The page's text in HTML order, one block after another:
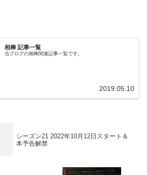
相棒 記事一覧
当ブログの相棒関連記事一覧です。
2019.05.10
シーズン21 2022年10月12日スタート＆
本予告解禁